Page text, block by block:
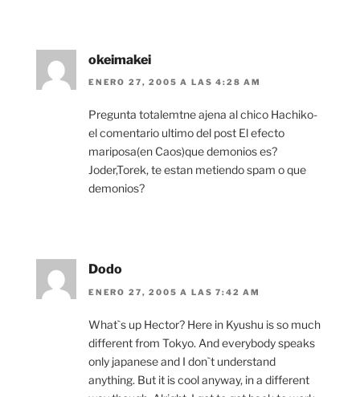
okeimakei
ENERO 27, 2005 A LAS 4:28 AM
Pregunta totalemtne ajena al chico Hachiko-
el comentario ultimo del post El efecto
mariposa(en Caos)que demonios es?
Joder,Torek, te estan metiendo spam o que
demonios?
Dodo
ENERO 27, 2005 A LAS 7:42 AM
What`s up Hector? Here in Kyushu is so much
different from Tokyo. And everybody speaks
only japanese and I don`t understand
anything. But it is cool anyway, in a different